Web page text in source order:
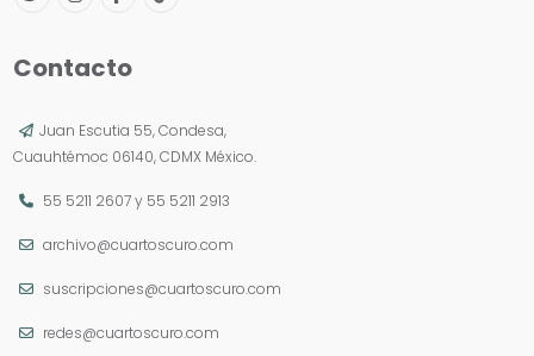
Contacto
Juan Escutia 55, Condesa,
Cuauhtémoc 06140, CDMX México.
55 5211 2607y 55 5211 2913
archivo@cuartoscuro.com
suscripciones@cuartoscuro.com
redes@cuartoscuro.com